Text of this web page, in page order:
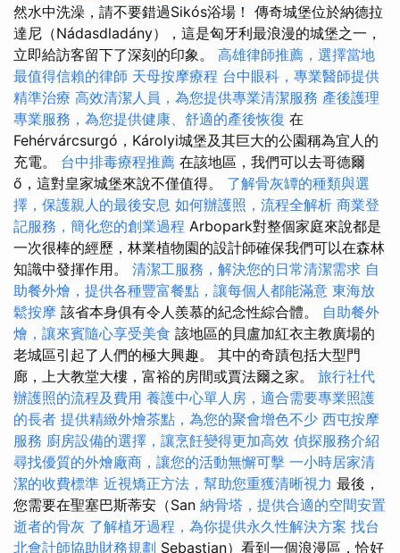
然水中洗澡，請不要錯過Sikós浴場！ 傳奇城堡位於納德拉
達尼（Nádasdladány），這是匈牙利最浪漫的城堡之一，
立即給訪客留下了深刻的印象。 高雄律師推薦，選擇當地
最值得信賴的律師 天母按摩療程 台中眼科，專業醫師提供
精準治療 高效清潔人員，為您提供專業清潔服務 產後護理
專業服務，為您提供健康、舒適的產後恢復 在
Fehérvárcsurgó，Károlyi城堡及其巨大的公園稱為宜人的
充電。 台中排毒療程推薦 在該地區，我們可以去哥德爾
ő，這對皇家城堡來說不僅值得。 了解骨灰罈的種類與選
擇，保護親人的最後安息 如何辦護照，流程全解析 商業登
記服務，簡化您的創業過程 Arbopark對整個家庭來說都是
一次很棒的經歷，林業植物園的設計師確保我們可以在森林
知識中發揮作用。 清潔工服務，解決您的日常清潔需求 自
助餐外燴，提供各種豐富餐點，讓每個人都能滿意 東海放
鬆按摩 該省本身俱有令人羨慕的紀念性綜合體。 自助餐外
燴，讓來賓隨心享受美食 該地區的貝盧加紅衣主教廣場的
老城區引起了人們的極大興趣。 其中的奇蹟包括大型門
廊，上大教堂大樓，富裕的房間或賈法爾之家。 旅行社代
辦護照的流程及費用 養護中心單人房，適合需要專業照護
的長者 提供精緻外燴茶點，為您的聚會增色不少 西屯按摩
服務 廚房設備的選擇，讓烹飪變得更加高效 偵探服務介紹
尋找優質的外燴廠商，讓您的活動無懈可擊 一小時居家清
潔的收費標準 近視矯正方法，幫助您重獲清晰視力 最後，
您需要在聖塞巴斯蒂安（San 納骨塔，提供合適的空間安置
逝者的骨灰 了解植牙過程，為你提供永久性解決方案 找台
北會計師協助財務規劃 Sebastian）看到一個浪漫區，恰好